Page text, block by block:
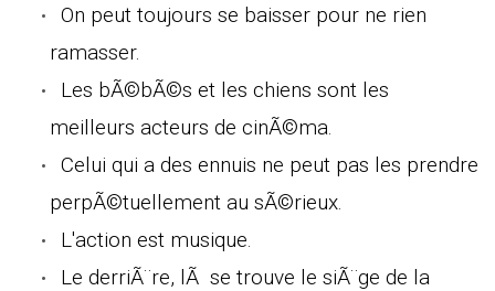
On peut toujours se baisser pour ne rien
ramasser.
Les bÃ©bÃ©s et les chiens sont les
meilleurs acteurs de cinÃ©ma.
Celui qui a des ennuis ne peut pas les prendre
perpÃ©tuellement au sÃ©rieux.
L'action est musique.
Le derriÃ¨re, lÃ se trouve le siÃ¨ge de la